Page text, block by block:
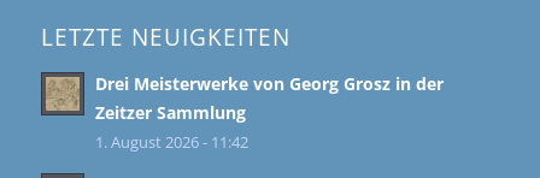
LETZTE NEUIGKEITEN
Drei Meisterwerke von Georg Grosz in der
Zeitzer Sammlung
1. August 2026 - 11:42